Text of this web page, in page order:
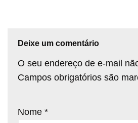
Deixe um comentário
O seu endereço de e-mail
Campos obrigatórios são
Nome *